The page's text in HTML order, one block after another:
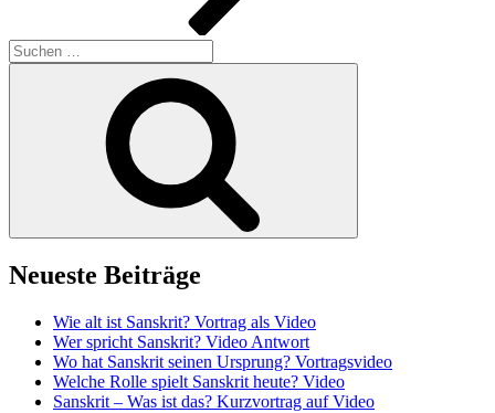
Suchen
nach:
Neueste Beiträge
Wie alt ist Sanskrit? Vortrag als Video
Wer spricht Sanskrit? Video Antwort
Wo hat Sanskrit seinen Ursprung? Vortragsvideo
Welche Rolle spielt Sanskrit heute? Video
Sanskrit – Was ist das? Kurzvortrag auf Video